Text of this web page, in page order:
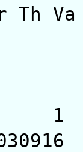
Th Va